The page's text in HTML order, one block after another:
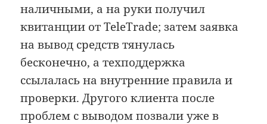
наличными, а на руки получил
квитанции от TeleTrade; затем заявка
на вывод средств тянулась
бесконечно, а техподдержка
ссылалась на внутренние правила и
проверки. Другого клиента после
проблем с выводом позвали уже в